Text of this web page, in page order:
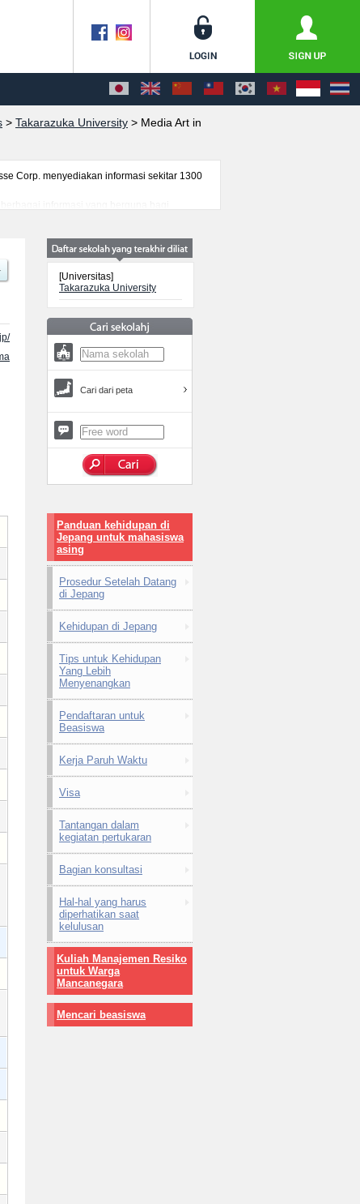
> Takarazuka University > Media Art in
Corp. menyediakan informasi sekitar 1300
informasi yang berguna bagi
[Universitas]
Takarazuka University
Cari dari peta
Panduan kehidupan di
Jepang untuk mahasiswa
asing
Prosedur Setelah Datang
di Jepang
Kehidupan di Jepang
Tips untuk Kehidupan
Yang Lebih
Menyenangkan
Pendaftaran untuk
Beasiswa
Kerja Paruh Waktu
Visa
Tantangan dalam
kegiatan pertukaran
Bagian konsultasi
Hal-hal yang harus
diperhatikan saat
kelulusan
Kuliah Manajemen Resiko
untuk Warga
Mancanegara
Mencari beasiswa